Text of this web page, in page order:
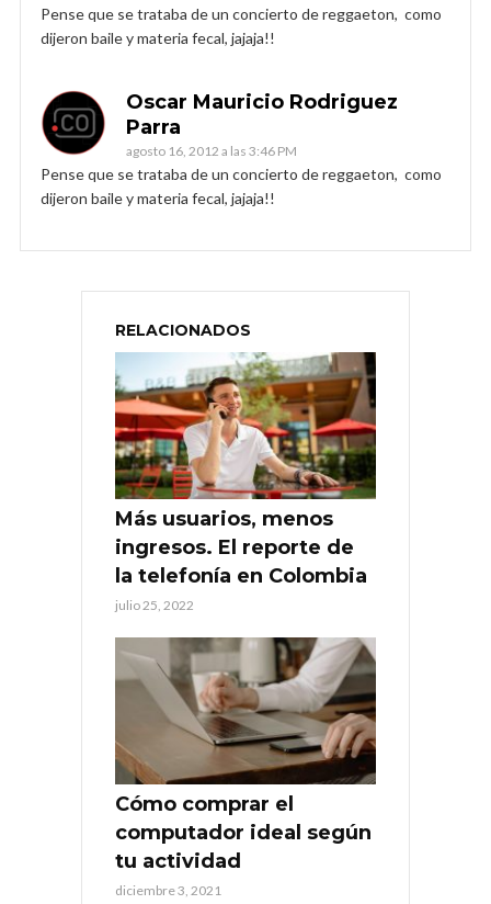
Pense que se trataba de un concierto de reggaeton, como
dijeron baile y materia fecal, jajaja!!
Oscar Mauricio Rodriguez
Parra
agosto 16, 2012 a las 3:46 PM
Pense que se trataba de un concierto de reggaeton, como
dijeron baile y materia fecal, jajaja!!
RELACIONADOS
Más usuarios, menos
ingresos. El reporte de
la telefonía en Colombia
julio 25, 2022
Cómo comprar el
computador ideal según
tu actividad
diciembre 3, 2021